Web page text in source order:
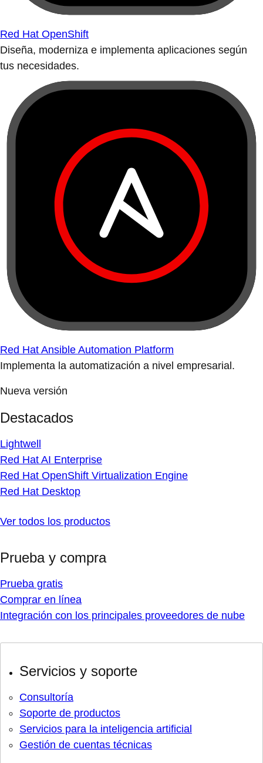
Red Hat OpenShift
Diseña, moderniza e implementa aplicaciones según
tus necesidades.
Red Hat Ansible Automation Platform
Implementa la automatización a nivel empresarial.
Nueva versión
Destacados
Lightwell
Red Hat AI Enterprise
Red Hat OpenShift Virtualization Engine
Red Hat Desktop
Ver todos los productos
Prueba y compra
Prueba gratis
Comprar en línea
Integración con los principales proveedores de nube
Servicios y soporte
Consultoría
Soporte de productos
Servicios para la inteligencia artificial
Gestión de cuentas técnicas